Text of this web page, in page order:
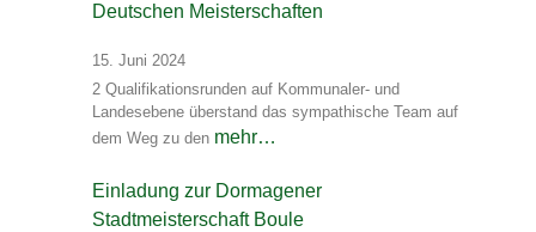
Deutschen Meisterschaften
15. Juni 2024
2 Qualifikationsrunden auf Kommunaler- und
Landesebene überstand das sympathische Team auf
dem Weg zu den mehr…
Einladung zur Dormagener
Stadtmeisterschaft Boule